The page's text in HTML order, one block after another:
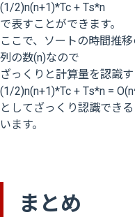
(1/2)n(n+1)*Tc + Ts*n
で表すことができます。
ここで、ソートの時間推
列の数(n)なので
ざっくりと計算量を認識す
(1/2)n(n+1)*Tc + Ts*n =
としてざっくり認識でき
います。
まとめ